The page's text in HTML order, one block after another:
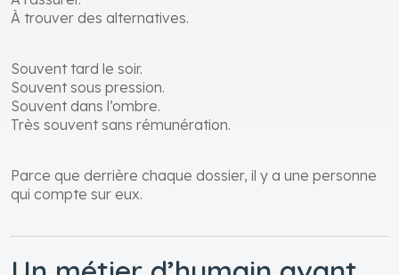
À trouver des alternatives.
Souvent tard le soir.
Souvent sous pression.
Souvent dans l’ombre.
Très souvent sans rémunération.
Parce que derrière chaque dossier, il y a une personne
qui compte sur eux.